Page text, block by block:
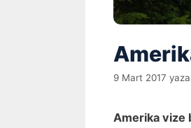
9 Mart 2017
Amerika vize